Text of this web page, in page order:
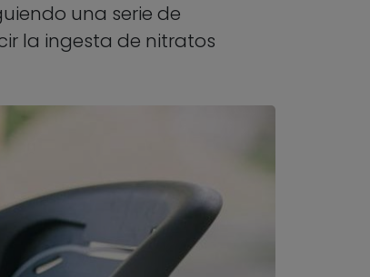
una serie de
la ingesta de nitratos